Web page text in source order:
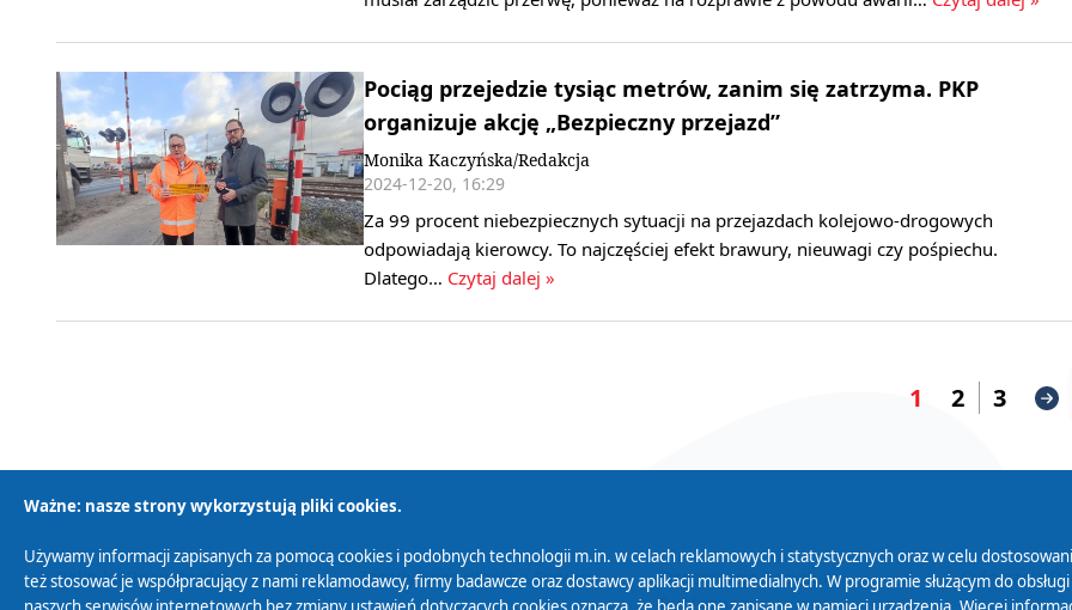
Pociąg przejedzie tysiąc metrów, zanim się zatrzyma. PKP
organizuje akcję „Bezpieczny przejazd”
Monika Kaczyńska/Redakcja
2024-12-20, 16:29
Za 99 procent niebezpiecznych sytuacji na przejazdach kolejowo-drogowych
odpowiadają kierowcy. To najczęściej efekt brawury, nieuwagi czy pośpiechu.
Dlatego… Czytaj dalej »
1 2 3
Polityka Prywatności Zasady korzystania z Serwisu
Organizacje Pożytku
Publicznego
Cyfryzacja
Ważne: nasze strony wykorzystują pliki cookies.
Używamy informacji zapisanych za pomocą cookies i podobnych technologii m.in. w celach reklamowych i statystycznych oraz w celu
też stosować je współpracujący z nami reklamodawcy, firmy badawcze oraz dostawcy aplikacji multimedialnych. W programie służącym do